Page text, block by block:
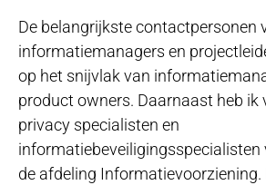
De belangrijkste contactpersonen
informatiemanagers en
op het snijvlak van
product owners. Daarnaast heb ik
privacy specialisten en
informatiebeveiligingsspecialisten
de afdeling Informatievoorziening.